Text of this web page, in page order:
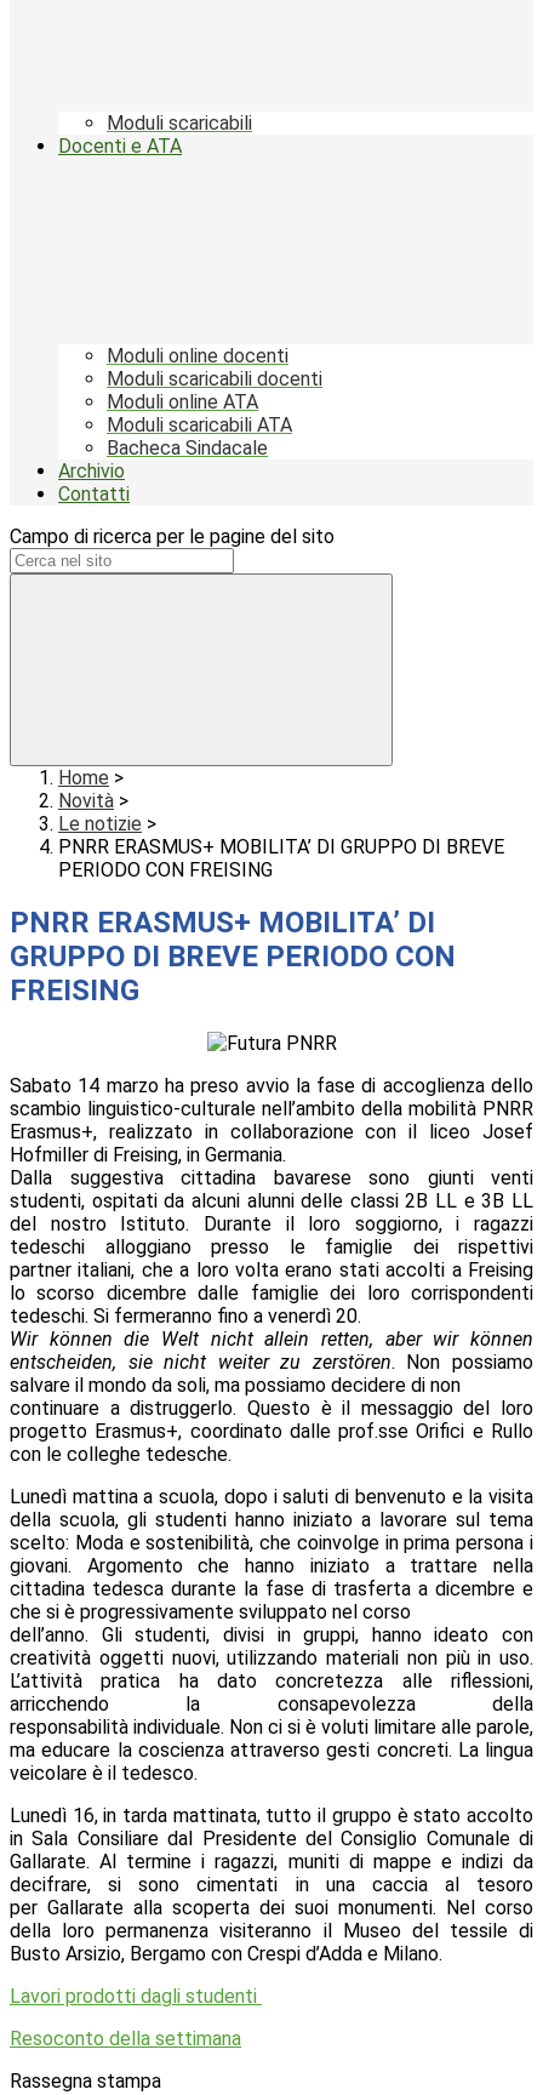
Moduli scaricabili
Docenti e ATA
Moduli online docenti
Moduli scaricabili docenti
Moduli online ATA
Moduli scaricabili ATA
Bacheca Sindacale
Archivio
Contatti
Campo di ricerca per le pagine del sito
Home >
Novità >
Le notizie >
PNRR ERASMUS+ MOBILITA’ DI GRUPPO DI BREVE
PERIODO CON FREISING
PNRR ERASMUS+ MOBILITA’ DI
GRUPPO DI BREVE PERIODO CON
FREISING
Sabato 14 marzo ha preso avvio la fase di accoglienza dello
scambio linguistico-culturale nell’ambito della mobilità PNRR
Erasmus+, realizzato in collaborazione con il liceo Josef
Hofmiller di Freising, in Germania.
Dalla suggestiva cittadina bavarese sono giunti venti
studenti, ospitati da alcuni alunni delle classi 2B LL e 3B LL
del nostro Istituto. Durante il loro soggiorno, i ragazzi
tedeschi alloggiano presso le famiglie dei rispettivi
partner italiani, che a loro volta erano stati accolti a Freising
lo scorso dicembre dalle famiglie dei loro corrispondenti
tedeschi. Si fermeranno fino a venerdì 20.
Wir können die Welt nicht allein retten, aber wir können
entscheiden, sie nicht weiter zu zerstören. Non possiamo
salvare il mondo da soli, ma possiamo decidere di non
continuare a distruggerlo. Questo è il messaggio del loro
progetto Erasmus+, coordinato dalle prof.sse Orifici e Rullo
con le colleghe tedesche.
Lunedì mattina a scuola, dopo i saluti di benvenuto e la visita
della scuola, gli studenti hanno iniziato a lavorare sul tema
scelto: Moda e sostenibilità, che coinvolge in prima persona i
giovani. Argomento che hanno iniziato a trattare nella
cittadina tedesca durante la fase di trasferta a dicembre e
che si è progressivamente sviluppato nel corso
dell’anno. Gli studenti, divisi in gruppi, hanno ideato con
creatività oggetti nuovi, utilizzando materiali non più in uso.
L’attività pratica ha dato concretezza alle riflessioni,
arricchendo la consapevolezza della
responsabilità individuale. Non ci si è voluti limitare alle parole,
ma educare la coscienza attraverso gesti concreti. La lingua
veicolare è il tedesco.
Lunedì 16, in tarda mattinata, tutto il gruppo è stato accolto
in Sala Consiliare dal Presidente del Consiglio Comunale di
Gallarate. Al termine i ragazzi, muniti di mappe e indizi da
decifrare, si sono cimentati in una caccia al tesoro
per Gallarate alla scoperta dei suoi monumenti. Nel corso
della loro permanenza visiteranno il Museo del tessile di
Busto Arsizio, Bergamo con Crespi d’Adda e Milano.
Lavori prodotti dagli studenti
Resoconto della settimana
Rassegna stampa